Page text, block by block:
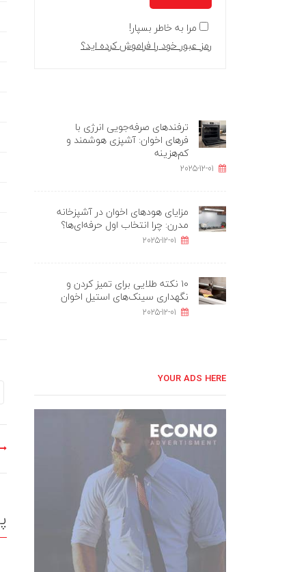
مرا به خاطر بسپار!
رمز عبور خود را فراموش کرده اید؟
ترفندهای صرفه‌جویی انرژی با
فرهای اخوان: آشپزی هوشمند و
کم‌هزینه
2025-12-01
مزایای هودهای اخوان در آشپزخانه
مدرن: چرا انتخاب اول حرفه‌ای‌ها؟
2025-12-01
۱۰ نکته طلایی برای تمیز کردن و
نگهداری سینک‌های استیل اخوان
2025-12-01
YOUR ADS HERE